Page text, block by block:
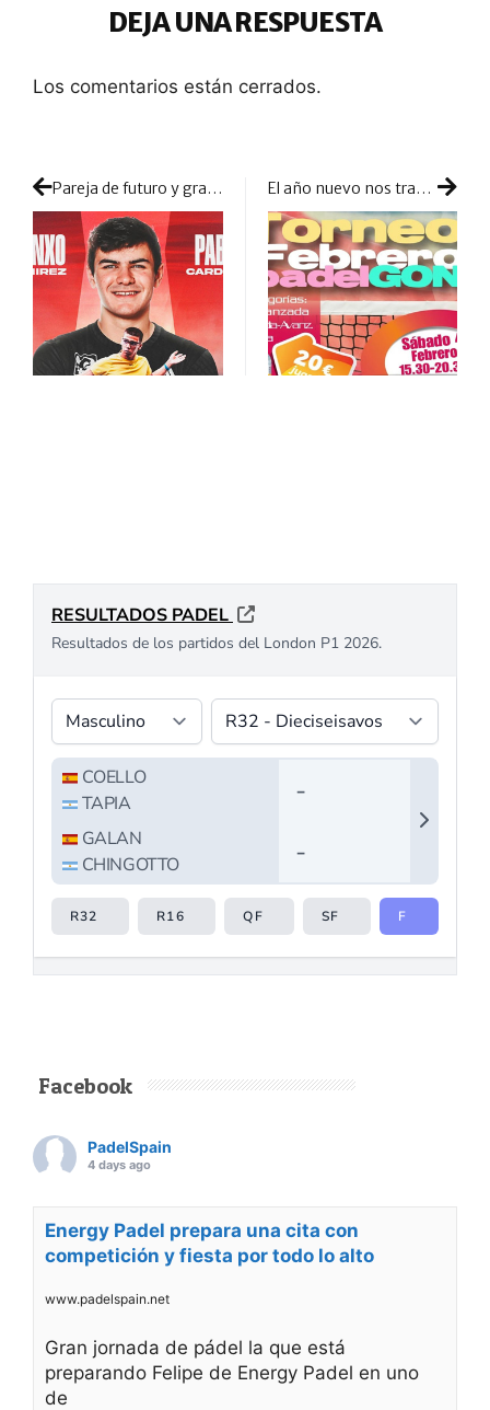
DEJA UNA RESPUESTA
Los comentarios están cerrados.
Pareja de futuro y gran crecimiento: Ivanxo se une a la explosión de Pablo Cardona El año nuevo nos trae la competición más reconocida de Eventos Padelgon
Facebook
PadelSpain
4 days ago
Energy Padel prepara una cita con
competición y fiesta por todo lo alto
www.padelspain.net
Gran jornada de pádel la que está
preparando Felipe de Energy Padel en uno
de